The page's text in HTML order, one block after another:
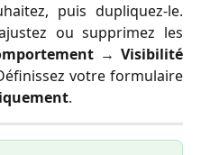
puis dupliquez-le.
ou supprimez les
→Visibilité
votre formulaire
.